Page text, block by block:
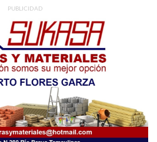
PUBLICIDAD